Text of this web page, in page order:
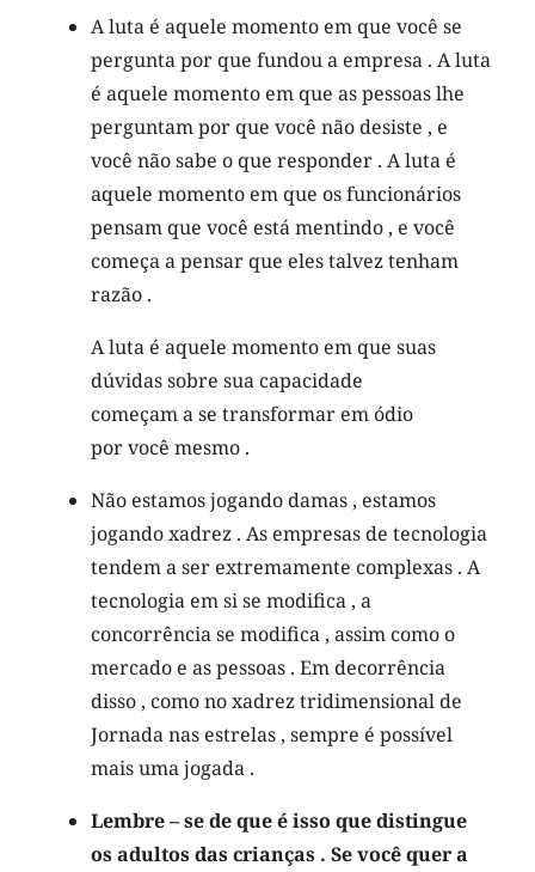
A luta é aquele momento em que você se
pergunta por que fundou a empresa . A luta
é aquele momento em que as pessoas lhe
perguntam por que você não desiste , e
você não sabe o que responder . A luta é
aquele momento em que os funcionários
pensam que você está mentindo , e você
começa a pensar que eles talvez tenham
razão .
A luta é aquele momento em que suas
dúvidas sobre sua capacidade
começam a se transformar em ódio
por você mesmo .
Não estamos jogando damas , estamos
jogando xadrez . As empresas de tecnologia
tendem a ser extremamente complexas . A
tecnologia em si se modifica , a
concorrência se modifica , assim como o
mercado e as pessoas . Em decorrência
disso , como no xadrez tridimensional de
Jornada nas estrelas , sempre é possível
mais uma jogada .
Lembre – se de que é isso que distingue
os adultos das crianças . Se você quer a